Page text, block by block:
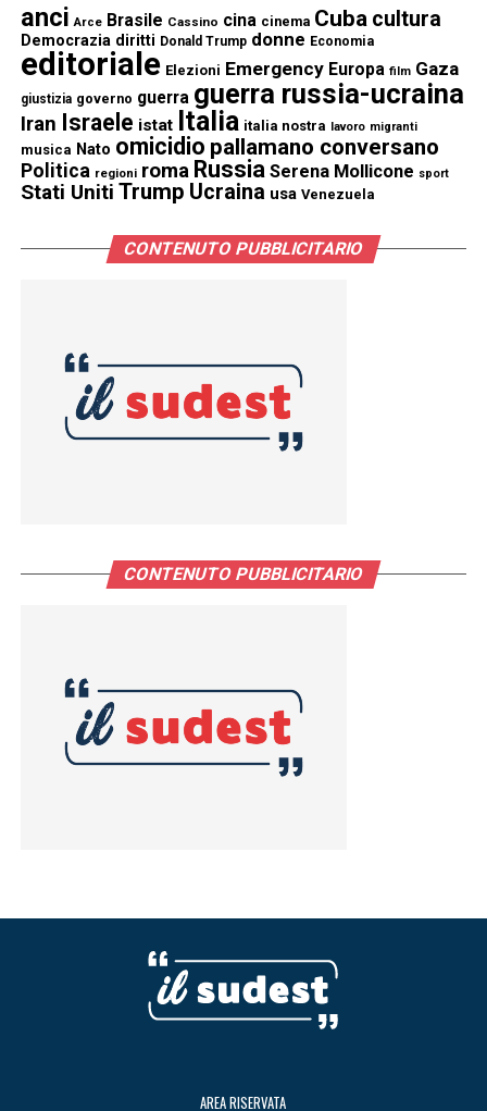
anci Arce Brasile Cassino cina cinema Cuba cultura
Democrazia diritti Donald Trump donne Economia
editoriale Elezioni Emergency Europa film Gaza
giustizia governo guerra guerra russia-ucraina
Iran Israele istat Italia italia nostra lavoro migranti
musica Nato omicidio pallamano conversano
Politica regioni roma Russia Serena Mollicone sport
Stati Uniti Trump Ucraina usa Venezuela
CONTENUTO PUBBLICITARIO
CONTENUTO PUBBLICITARIO
AREA RISERVATA